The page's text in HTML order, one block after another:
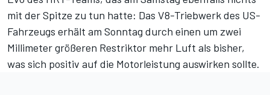
mit der Spitze zu tun hatte: Das V8-Triebwerk des US-
Fahrzeugs erhält am Sonntag durch einen um zwei
Millimeter größeren Restriktor mehr Luft als bisher,
was sich positiv auf die Motorleistung auswirken sollte.